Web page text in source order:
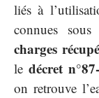
liés à
connues
charges
le décret
on retrouve